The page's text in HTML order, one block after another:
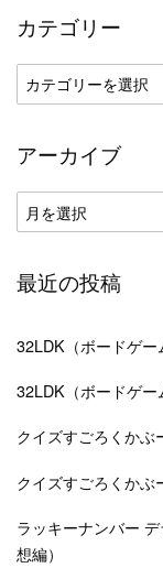
カテゴリー
カ
テ
リ
アーカイブ
ア
ー
イ
最近の投稿
32LDK（ボードゲー
32LDK（ボードゲー
クイズすごろくかぶ
クイズすごろくかぶ
ラッキーナンバー
想編）